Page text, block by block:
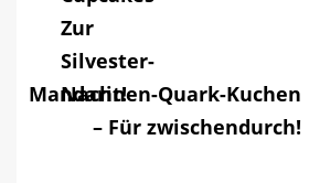
Mandarinen-Quark-Kuchen
– Für zwischendurch!